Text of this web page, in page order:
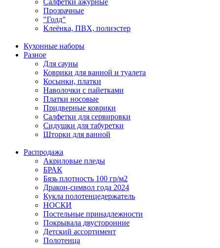
Салфетки ажурные
Прозрачные
"Голд"
Клеёнка, ПВХ, полиэстер
Кухонные наборы
Разное
Для сауны
Коврики для ванной и туалета
Косынки, платки
Наволочки с пайетками
Платки носовые
Придверные коврики
Салфетки для сервировки
Сидушки для табуретки
Шторки для ванной
Распродажа
Акриловые пледы
БРАК
Бязь плотность 100 гр/м2
Дракон-символ года 2024
Кукла полотенцедержатель
НОСКИ
Постельные принадлежности
Покрывала двусторонние
Детский ассортимент
Полотенца